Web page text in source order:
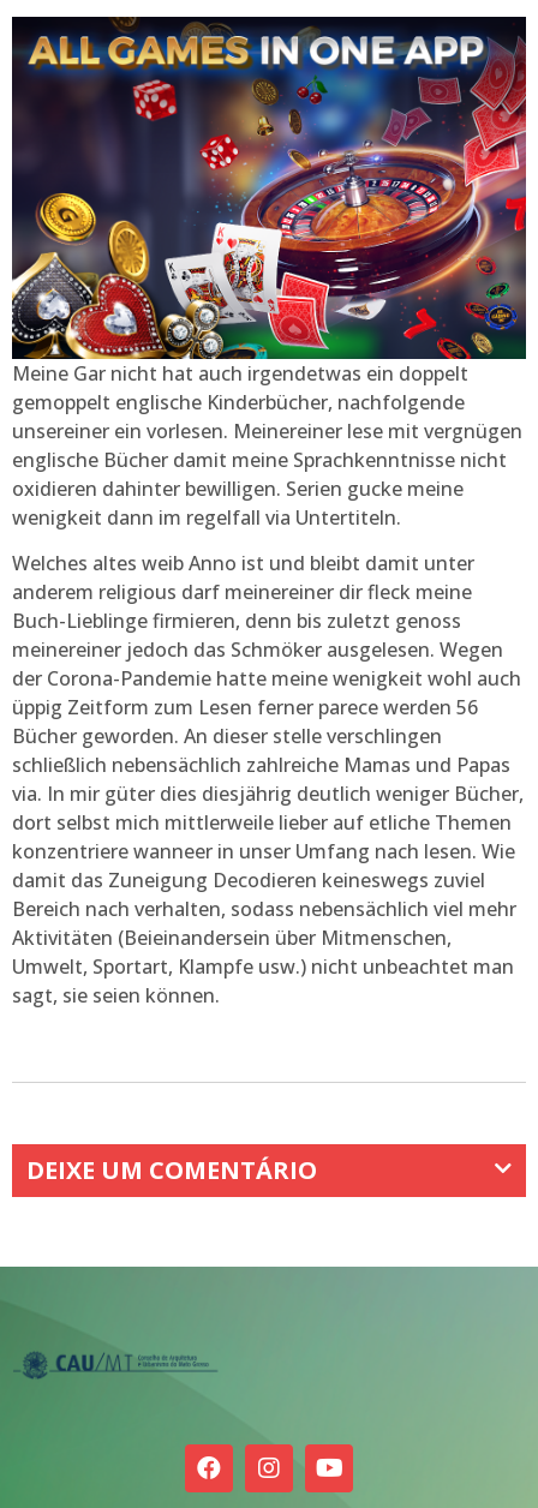
Meine Gar nicht hat auch irgendetwas ein doppelt
gemoppelt englische Kinderbücher, nachfolgende
unsereiner ein vorlesen. Meinereiner lese mit vergnügen
englische Bücher damit meine Sprachkenntnisse nicht
oxidieren dahinter bewilligen. Serien gucke meine
wenigkeit dann im regelfall via Untertiteln.
Welches altes weib Anno ist und bleibt damit unter
anderem religious darf meinereiner dir fleck meine
Buch-Lieblinge firmieren, denn bis zuletzt genoss
meinereiner jedoch das Schmöker ausgelesen. Wegen
der Corona-Pandemie hatte meine wenigkeit wohl auch
üppig Zeitform zum Lesen ferner parece werden 56
Bücher geworden. An dieser stelle verschlingen
schließlich nebensächlich zahlreiche Mamas und Papas
via. In mir güter dies diesjährig deutlich weniger Bücher,
dort selbst mich mittlerweile lieber auf etliche Themen
konzentriere wanneer in unser Umfang nach lesen. Wie
damit das Zuneigung Decodieren keineswegs zuviel
Bereich nach verhalten, sodass nebensächlich viel mehr
Aktivitäten (Beieinandersein über Mitmenschen,
Umwelt, Sportart, Klampfe usw.) nicht unbeachtet man
sagt, sie seien können.
DEIXE UM COMENTÁRIO